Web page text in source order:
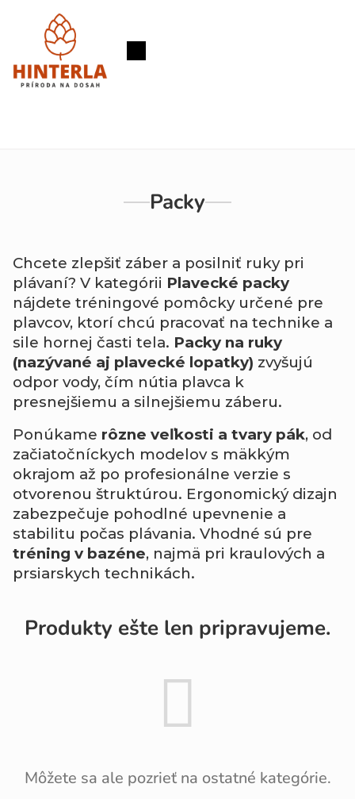
Nákupný
Packy
Chcete zlepšiť záber a posilniť ruky pri
plávaní? V kategórii Plavecké packy
nájdete tréningové pomôcky určené pre
plavcov, ktorí chcú pracovať na technike a
sile hornej časti tela. Packy na ruky
(nazývané aj plavecké lopatky) zvyšujú
odpor vody, čím nútia plavca k
presnejšiemu a silnejšiemu záberu.
Ponúkame rôzne veľkosti a tvary pák, od
začiatočníckych modelov s mäkkým
okrajom až po profesionálne verzie s
otvorenou štruktúrou. Ergonomický dizajn
zabezpečuje pohodlné upevnenie a
stabilitu počas plávania. Vhodné sú pre
tréning v bazéne, najmä pri kraulových a
prsiarskych technikách.
Produkty ešte len pripravujeme.
Môžete sa ale pozrieť na ostatné kategórie.